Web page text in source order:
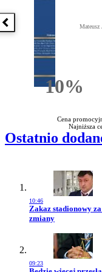
Poprzednia książka
10%
Mateusz
Cena
Najniższa
Ostatnio
10:46
Przejdź do artykułu:
Zakaz stadionowy
zmiany
09:23